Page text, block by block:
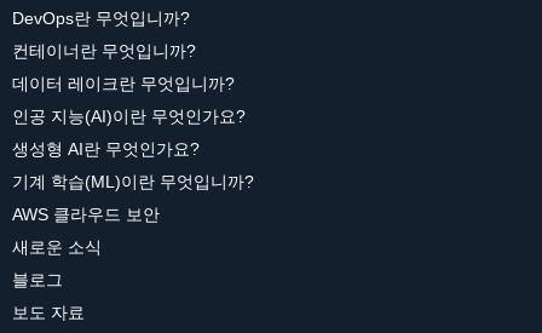
DevOps란 무엇입니까?
컨테이너란 무엇입니까?
데이터 레이크란 무엇입니까?
인공 지능(AI)이란 무엇인가요?
생성형 AI란 무엇인가요?
기계 학습(ML)이란 무엇입니까?
AWS 클라우드 보안
새로운 소식
블로그
보도 자료